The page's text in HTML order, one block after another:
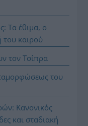
Τα έθιμα, ο
του καιρού
τον Τσίπρα
του
Κανονικός
και σταδιακή